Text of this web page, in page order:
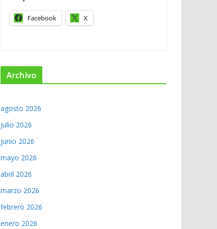
Facebook X
Archivo
agosto 2026
julio 2026
junio 2026
mayo 2026
abril 2026
marzo 2026
febrero 2026
enero 2026